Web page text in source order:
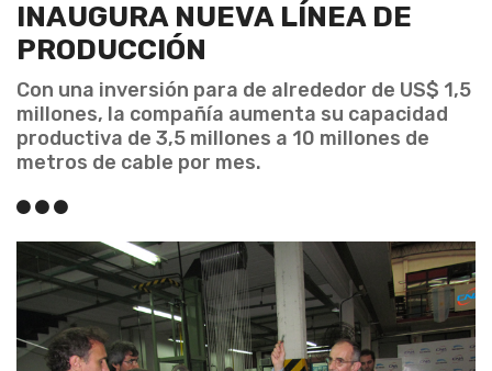
INAUGURA NUEVA LÍNEA DE
PRODUCCIÓN
Con una inversión para de alrededor de US$ 1,5
millones, la compañía aumenta su capacidad
productiva de 3,5 millones a 10 millones de
metros de cable por mes.